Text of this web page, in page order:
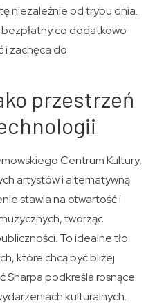
niezależnie od trybu dnia.
co dodatkowo
i zachęca do
przestrzeń
Centrum Kultury,
artystów i alternatywną
stawia na otwartość i
tworząc
To idealne tło
które chcą być bliżej
Sharpa podkreśla rosnące
kulturalnych.